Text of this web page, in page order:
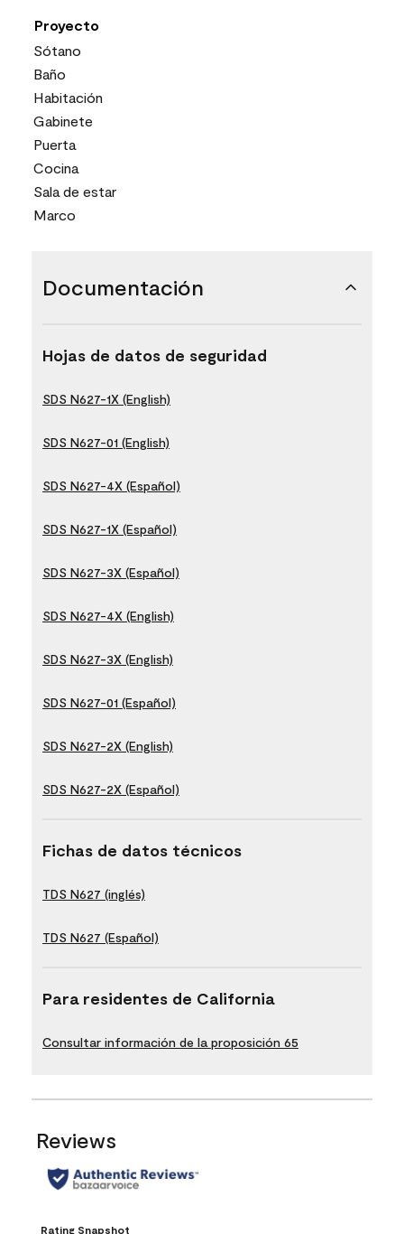
Proyecto
Sótano
Baño
Habitación
Gabinete
Puerta
Cocina
Sala de estar
Marco
Documentación
Hojas de datos de seguridad
SDS N627-1X (English)
SDS N627-01 (English)
SDS N627-4X (Español)
SDS N627-1X (Español)
SDS N627-3X (Español)
SDS N627-4X (English)
SDS N627-3X (English)
SDS N627-01 (Español)
SDS N627-2X (English)
SDS N627-2X (Español)
Fichas de datos técnicos
TDS N627 (inglés)
TDS N627 (Español)
Para residentes de California
Consultar información de la proposición 65
Reviews
Rating Snapshot